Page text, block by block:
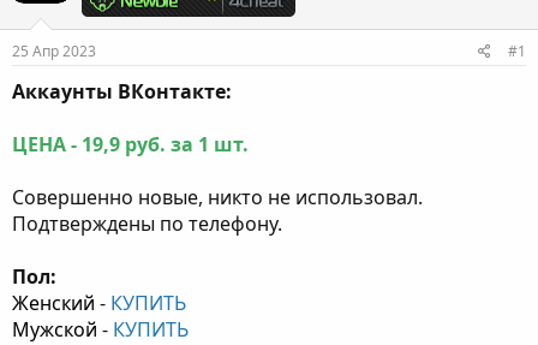
е
м
ы
ч
а
25 Апр 2023 #1
Аккаунты ВКонтакте:
ЦЕНА - 19,9 руб. за 1 шт.
Совершенно новые, никто не использовал.
Подтверждены по телефону.
Пол:
Женский - КУПИТЬ
Мужской - КУПИТЬ